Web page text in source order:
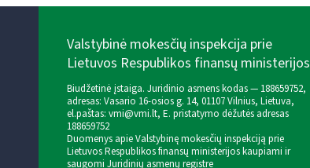
Valstybinė mokesčių inspekcija prie
Lietuvos Respublikos finansų ministerijos
Biudžetinė įstaiga. Juridinio asmens kodas — 188659752,
adresas: Vasario 16-osios g. 14, 01107 Vilnius, Lietuva,
el.paštas: vmi@vmi.lt, E. pristatymo dėžutės adresas
188659752
Duomenys apie Valstybinę mokesčių inspekciją prie
Lietuvos Respublikos finansų ministerijos kaupiami ir
saugomi Juridinių asmenų registre